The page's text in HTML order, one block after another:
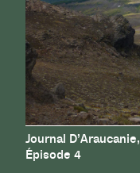
Journal
Épisode 4